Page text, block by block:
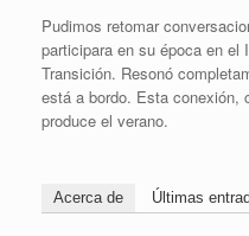
Pudimos retomar
participara en su época en el
Transición. Resonó
está a bordo. Esta conexión,
produce el verano.
Acerca de Últimas